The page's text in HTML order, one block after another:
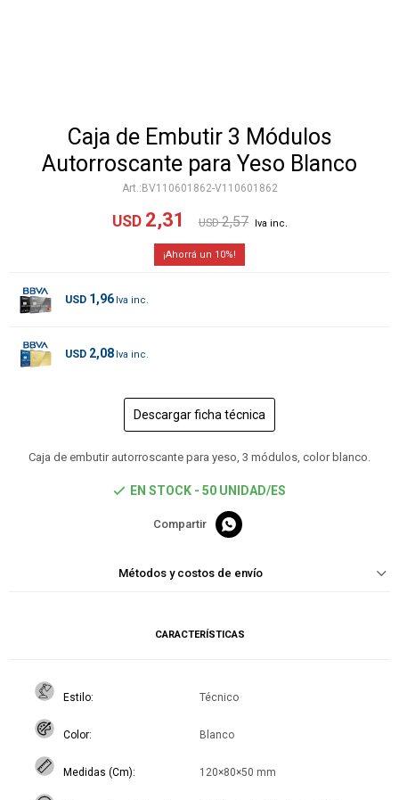
Caja de Embutir 3 Módulos
Autorroscante para Yeso Blanco
BV110601862-V110601862
USD 2,31 USD 2,57
10
USD 1,96
USD 2,08
Descargar ficha técnica
Caja de embutir autorroscante para yeso, 3 módulos, color blanco.
EN STOCK - 50 UNIDAD/ES

Métodos y costos de envío
CARACTERÍSTICAS
Estilo Técnico
Color Blanco
Medidas (Cm) 120×80×50 mm